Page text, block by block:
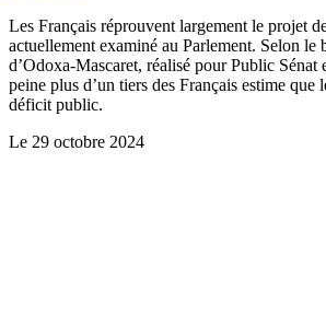
Les Français réprouvent largement le projet
actuellement examiné au Parlement. Selon le
d’Odoxa-Mascaret, réalisé pour Public Sénat
peine plus d’un tiers des Français estime que
déficit public.
Le 29 octobre 2024